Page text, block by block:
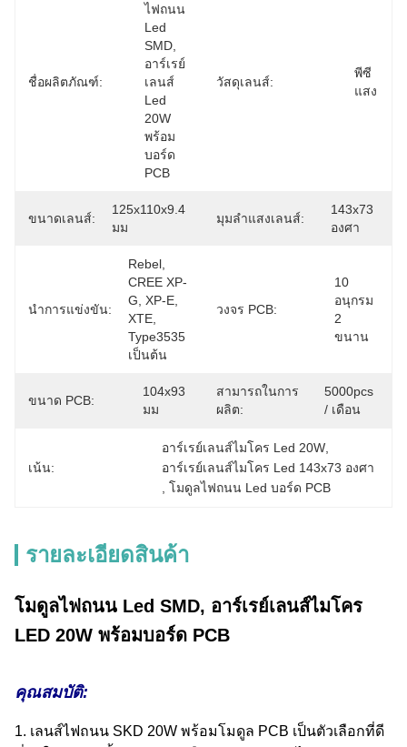
ชื่อผลิตภัณฑ์:
ไฟถนน
Led
SMD,
อาร์เรย์
เลนส์
Led
20W
พร้อม
บอร์ด
PCB
วัสดุเลนส์:
พีซี
แสง
ขนาดเลนส์:
125x110x9.4
มม
มุมลำแสงเลนส์:
143x73
องศา
นำการแข่งขัน:
Rebel,
CREE XP-
G, XP-E,
XTE,
Type3535
เป็นต้น
วงจร PCB:
10
อนุกรม
2
ขนาน
ขนาด PCB:
104x93
มม
สามารถในการ
ผลิต:
5000pcs
/ เดือน
เน้น:
อาร์เรย์เลนส์ไมโคร Led 20W
อาร์เรย์เลนส์ไมโคร Led 143x73 องศา
, โมดูลไฟถนน Led บอร์ด PCB
รายละเอียดสินค้า
โมดูลไฟถนน Led SMD, อาร์เรย์เลนส์ไมโคร
LED 20W พร้อมบอร์ด PCB
คุณสมบัติ:
1. เลนส์ไฟถนน SKD 20W พร้อมโมดูล PCB เป็นตัวเลือกที่ดี